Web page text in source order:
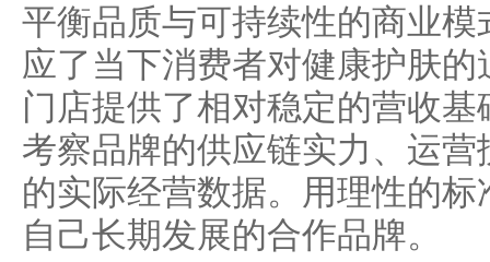
平衡品质与可持续性的商业
应了当下消费者对健康护肤
门店提供了相对稳定的营收
考察品牌的供应链实力、运
的实际经营数据。用理性的
自己长期发展的合作品牌。